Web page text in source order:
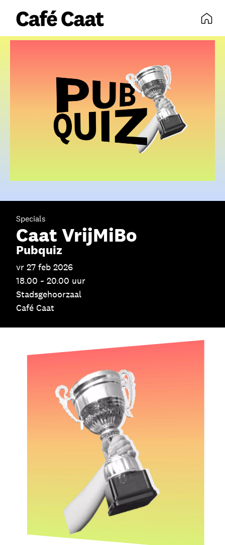
Skip navigatie
volledige agenda
Specials
Caat VrijMiBo
Pubquiz
vr 27 feb 2026
18.00 ~ 20.00 uur
Stadsgehoorzaal
Café Caat